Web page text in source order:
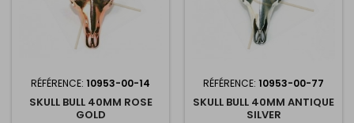
RÉFÉRENCE: 10953-00-14
SKULL BULL 40MM ROSE
GOLD
RÉFÉRENCE: 10953-00-77
SKULL BULL 40MM ANTIQUE
SILVER